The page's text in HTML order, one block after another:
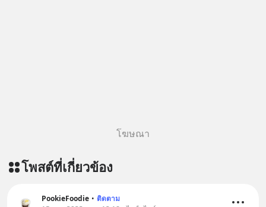
โฆษณา
โพสต์ที่เกี่ยวข้อง
PookieFoodie • ติดตาม